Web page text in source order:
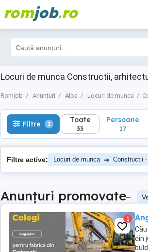
romjob.ro
Locuri de munca Constructii,
Romjob Anunțuri Alba Locuri de munca
Filtre 2 Toate
33
Filtre 2 Toate
33
Persoane
17
Filtre active: Locuri de munca → Constructii
Anunțuri promovate–
1
din